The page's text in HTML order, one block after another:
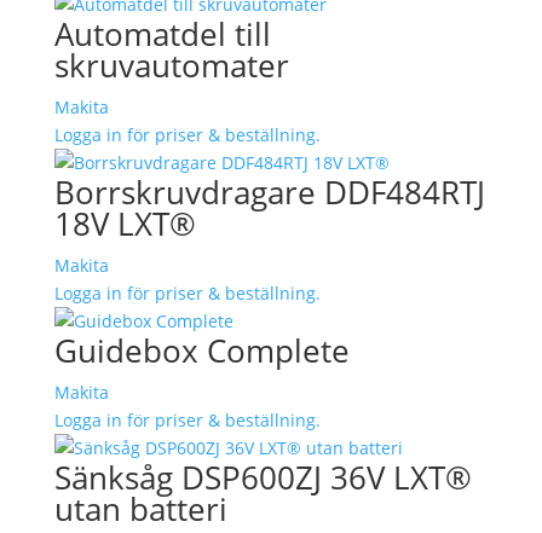
Automatdel till
skruvautomater
Makita
Logga in för priser & beställning.
Borrskruvdragare DDF484RTJ
18V LXT®
Makita
Logga in för priser & beställning.
Guidebox Complete
Makita
Logga in för priser & beställning.
Sänksåg DSP600ZJ 36V LXT®
utan batteri